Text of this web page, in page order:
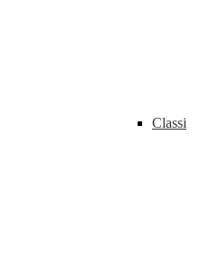
Classi